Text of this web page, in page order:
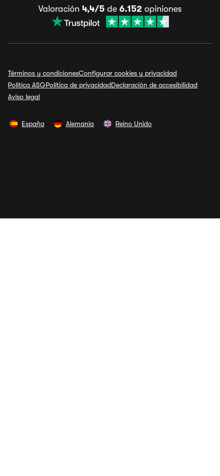
Valoración 4,4/5 de 6.152 opiniones
Términos y condicionesConfigurar cookies y privacidad
Política ASGPolítica de privacidadDeclaración de accesibilidad
Aviso legal
España Alemania Reino Unido